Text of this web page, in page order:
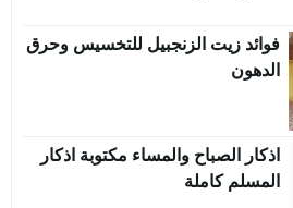
فوائد زيت الزنجبيل للتخسيس وحرق
الدهون
اذكار الصباح والمساء مكتوبة اذكار
المسلم كاملة